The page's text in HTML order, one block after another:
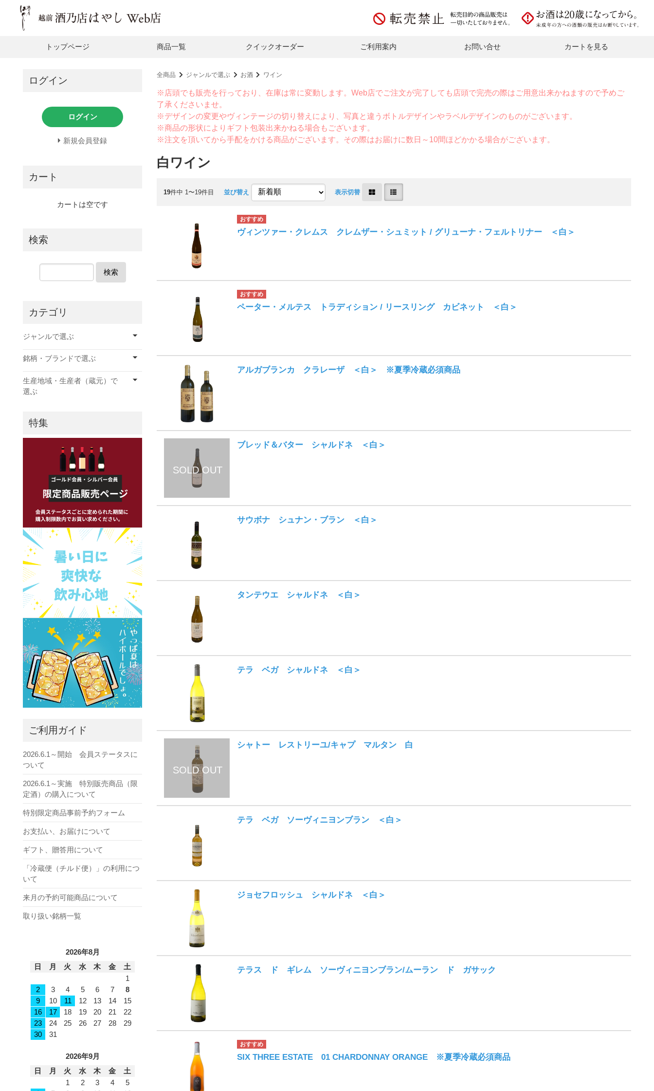
トップページ 商品一覧 クイックオーダー ご利用案内 お問い合せ カートを見る
全商品 ジャンルで選ぶ お酒 ワイン
※店頭でも販売を行っており、在庫は常に変動します。Web店でご注文が完了しても店頭で完売の際はご用意出来かねますので予めご
了承くださいませ。
※デザインの変更やヴィンテージの切り替えにより、写真と違うボトルデザインやラベルデザインのものがございます。
※商品の形状によりギフト包装出来かねる場合もございます。
※注文を頂いてから手配をかける商品がございます。その際はお届けに数日～10間ほどかかる場合がございます。
白ワイン
19件中 1〜19件目 並び替え 表示切替
ヴィンツァー・クレムス クレムザー・シュミット / グリューナ・フェルトリナー ＜白＞
ペーター・メルテス トラディション / リースリング カビネット ＜白＞
アルガブランカ クラレーザ ＜白＞ ※夏季冷蔵必須商品
ブレッド＆バター シャルドネ ＜白＞
サウボナ シュナン・ブラン ＜白＞
タンテウエ シャルドネ ＜白＞
テラ ベガ シャルドネ ＜白＞
シャトー レストリーユ/キャプ マルタン 白
テラ ベガ ソーヴィニヨンブラン ＜白＞
ジョセフロッシュ シャルドネ ＜白＞
テラス ド ギレム ソーヴィニヨンブラン/ムーラン ド ガサック
SIX THREE ESTATE 01 CHARDONNAY ORANGE ※夏季冷蔵必須商品
ログイン
ログイン
新規会員登録
カート
カートは空です
検索
検索
カテゴリ
ジャンルで選ぶ
銘柄・ブランドで選ぶ
生産地域・生産者（蔵元）で
選ぶ
特集
ご利用ガイド
2026.6.1～開始 会員ステータスに
ついて
2026.6.1～実施 特別販売商品（限
定酒）の購入について
特別限定商品事前予約フォーム
お支払い、お届けについて
ギフト、贈答用について
「冷蔵便（チルド便）」の利用につ
いて
来月の予約可能商品について
取り扱い銘柄一覧
2026年8月
日
月 火 水 木 金
土
1
2
3 4 5 6 7
8
9
10 11 12 13 14
15
16
17 18 19 20 21
22
23
24 25 26 27 28
29
30
31
2026年9月
日
月 火 水 木 金
土
1
2 3 4
5